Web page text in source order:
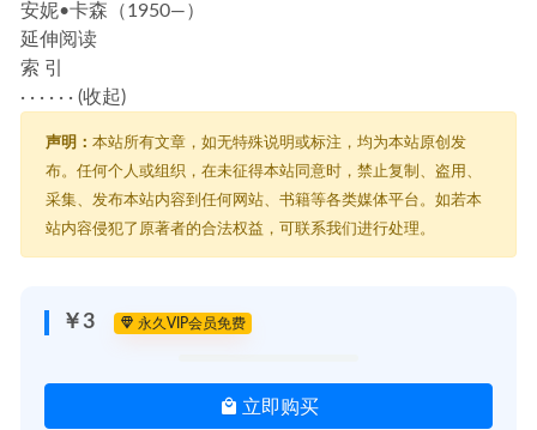
安妮•卡森（1950—）
延伸阅读
索 引
· · · · · · (收起)
声明： 本站所有文章，如无特殊说明或标注，均为本站原创发
布。任何个人或组织，在未征得本站同意时，禁止复制、盗用、
采集、发布本站内容到任何网站、书籍等各类媒体平台。如若本
站内容侵犯了原著者的合法权益，可联系我们进行处理。
￥3 永久VIP会员免费
立即购买